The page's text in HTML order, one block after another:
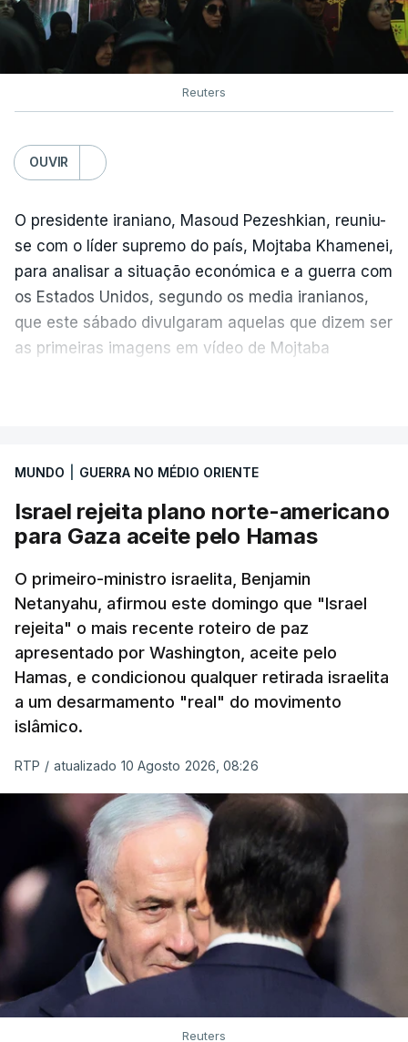
Reuters
OUVIR
O presidente iraniano, Masoud Pezeshkian, reuniu-
se com o líder supremo do país, Mojtaba Khamenei,
para analisar a situação económica e a guerra com
os Estados Unidos, segundo os media iranianos,
que este sábado divulgaram aquelas que dizem ser
as primeiras imagens em vídeo de Mojtaba
Mehr na rede social Telegram, como aquilo que
israelita, que nos últimos tempos vem dando conta
de que o líder supremo iraniano estará em estado
crítico na sequência do bombardeamento que no
último dia de fevereiro passado matou o pai, o
ayatollah Ali Khamenei, e outros membros da
família.
As imagens mostram Mojtaba Khamenei no que
será uma aula religiosa, mas sem qualquer
ERRO100
ERROR ON HTML5 MEDIA ELEMENT
ESTE CONTEÚDO ESTÁ NESTE
MOMENTO INDISPONÍVEL
Ao mesmo tempo é também divulgada a realização
MUNDO GUERRA NO MÉDIO ORIENTE
Israel rejeita plano norte-americano
para Gaza aceite pelo Hamas
O primeiro-ministro israelita, Benjamin
Netanyahu, afirmou este domingo que "Israel
rejeita" o mais recente roteiro de paz
apresentado por Washington, aceite pelo
Hamas, e condicionou qualquer retirada israelita
a um desarmamento "real" do movimento
islâmico.
RTP / atualizado 10 Agosto 2026, 08:26
Reuters